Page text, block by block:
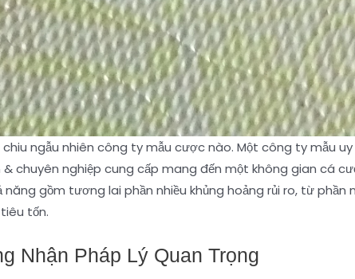
ngẫu nhiên công ty mẫu cược nào. Một công ty mẫu
chuyên nghiệp cung cấp mang đến một không gian cá
gồm tương lai phần nhiều khủng hoảng rủi ro, từ
tốn.
Nhận Pháp Lý Quan Trọng